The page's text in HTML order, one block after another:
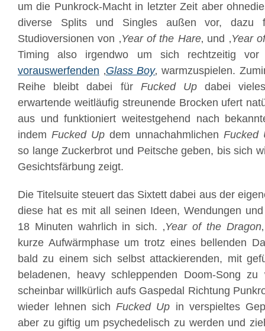
um die Punkrock-Macht in letzter Zeit aber
diverse Splits und Singles außen vor, dazu
Studioversionen von ‚Year of the Hare‚ und ‚Year
Timing also irgendwo um sich rechtzeitig
vorauswerfenden ‚Glass Boy‚ warmzuspielen.
Reihe bleibt dabei für Fucked Updabei
erwartende weitläufig streunende Brocken ufert
aus und funktioniert weitestgehend nach
indemFucked Up dem unnachahmlichen Fucked
so lange Zuckerbrot und Peitsche geben, bis sich
Gesichtsfärbung zeigt.
Die Titelsuite steuert das Sixtett dabei aus der
diese hat es mit all seinen Ideen, Wendungen
18 Minuten wahrlich in sich. ‚Year of the Dragon
kurze Aufwärmphase um trotz eines bellenden
bald zu einem sich selbst attackierenden, mit
beladenen, heavy schleppenden Doom-Song
scheinbar willkürlich aufs Gaspedal Richtung
wieder lehnen sichFucked Up in verspieltes
aber zu giftig um psychedelisch zu werden und